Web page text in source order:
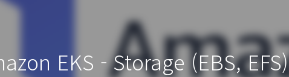
EKS - Storage (EBS, EFS)